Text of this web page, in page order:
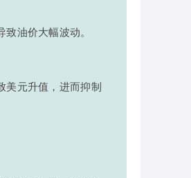
油价大幅波动。
美元升值，进而抑制